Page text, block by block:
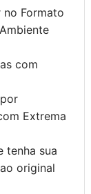
no Formato
com
Extrema
tenha sua
original